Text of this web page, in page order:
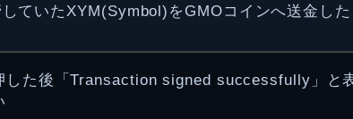
ていたXYM(Symbol)をGMOコインへ送金した
した後「Transaction signed successfully」と